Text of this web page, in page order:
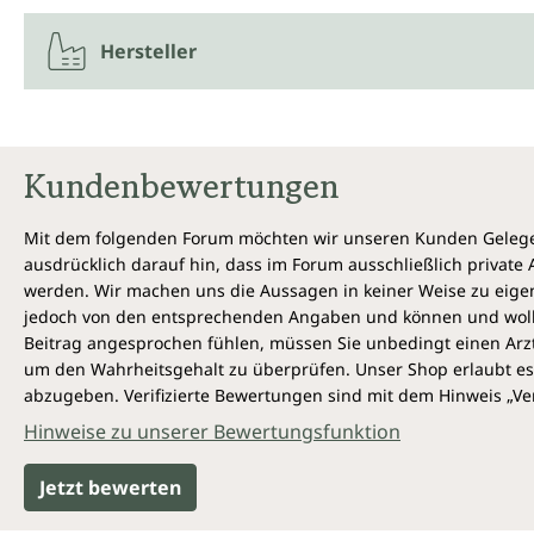
Hersteller
Kundenbewertungen
Mit dem folgenden Forum möchten wir unseren Kunden
ausdrücklich darauf hin, dass im Forum ausschließlich
werden. Wir machen uns die Aussagen in keiner Weise zu
jedoch von den entsprechenden Angaben und können und
Beitrag angesprochen fühlen, müssen Sie unbedingt einen
um den Wahrheitsgehalt zu überprüfen. Unser Shop erlaubt
abzugeben. Verifizierte Bewertungen sind mit dem Hinweis
Hinweise zu unserer Bewertungsfunktion
Jetzt bewerten